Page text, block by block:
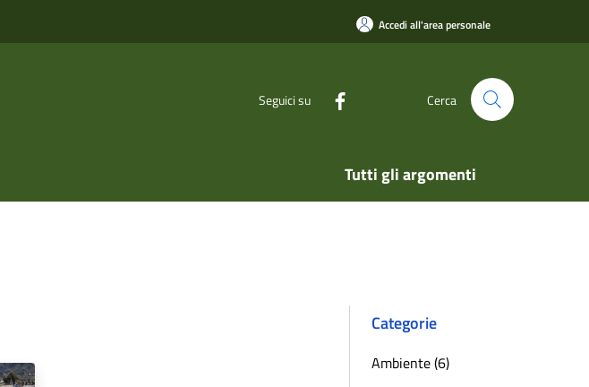
Accedi all'area personale
Seguici su Cerca
Tutti gli argomenti
Categorie
Ambiente (6)